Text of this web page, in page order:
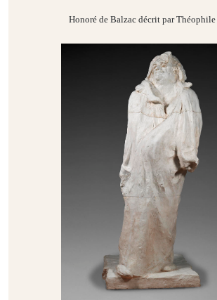
Honoré de Balzac décrit par